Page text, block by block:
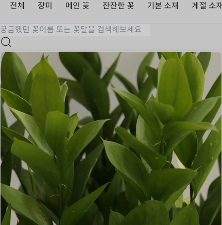
전체 장미 메인 꽃 잔잔한 꽃 기본 소재 계절 소